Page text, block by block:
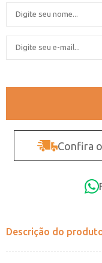
Confira
Descrição do